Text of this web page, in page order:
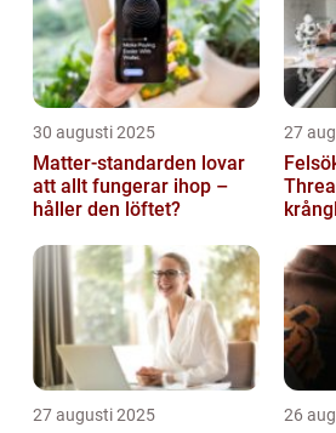
30 augusti 2025
Matter-standarden lovar
att allt fungerar ihop –
håller den löftet?
27
27 augusti 2025 26